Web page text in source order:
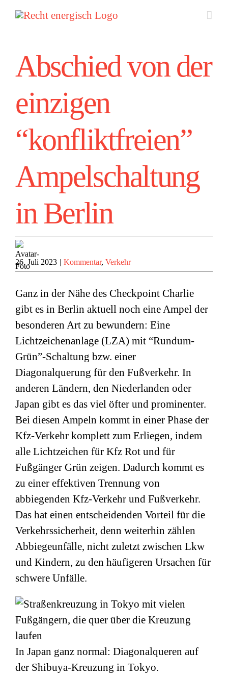
Zum
Inhalt
Abschied von der
einzigen
“konfliktfreien”
Ampelschaltung
in Berlin
26. Juli 2023 | Kommentar, Verkehr
Ganz in der Nähe des Checkpoint Charlie
gibt es in Berlin aktuell noch eine Ampel der
besonderen Art zu bewundern: Eine
Lichtzeichenanlage (LZA) mit “Rundum-
Grün”-Schaltung bzw. einer
Diagonalquerung für den Fußverkehr. In
anderen Ländern, den Niederlanden oder
Japan gibt es das viel öfter und prominenter.
Bei diesen Ampeln kommt in einer Phase der
Kfz-Verkehr komplett zum Erliegen, indem
alle Lichtzeichen für Kfz Rot und für
Fußgänger Grün zeigen. Dadurch kommt es
zu einer effektiven Trennung von
abbiegenden Kfz-Verkehr und Fußverkehr.
Das hat einen entscheidenden Vorteil für die
Verkehrssicherheit, denn weiterhin zählen
Abbiegeunfälle, nicht zuletzt zwischen Lkw
und Kindern, zu den häufigeren Ursachen für
schwere Unfälle.
In Japan ganz normal: Diagonalqueren auf
der Shibuya-Kreuzung in Tokyo.